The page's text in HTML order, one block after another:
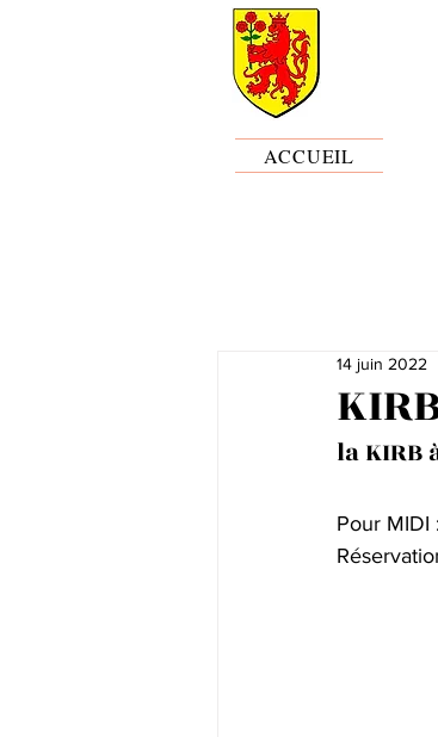
ACCUEIL
14 juin 2022
la KIRB
Pour MIDI